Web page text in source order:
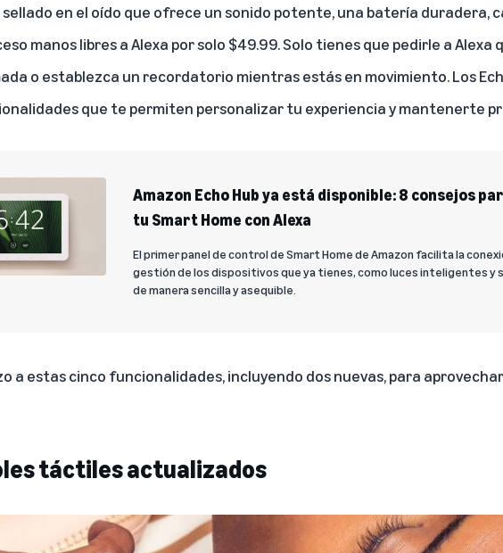
sellado en el oído que ofrece un sonido potente, una batería duradera,
manos libres a Alexa por solo $49.99. Solo tienes que pedirle a Alexa
o establezca un recordatorio mientras estás en movimiento. Los
que te permiten personalizar tu experiencia y mantenerte
Amazon Echo Hub ya está disponible: 8 consejos
tu Smart Home con Alexa
El primer panel de control de Smart Home de Amazon facilita la
gestión de los dispositivos que ya tienes, como luces inteligentes y
de manera sencilla y asequible.
a estas cinco funcionalidades, incluyendo dos nuevas, para
táctiles actualizados